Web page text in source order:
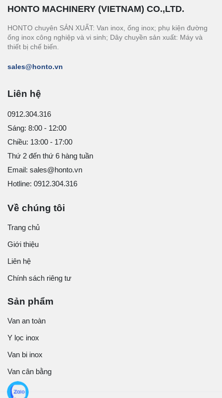
HONTO MACHINERY (VIETNAM) CO.,LTD.
HONTO chuyên SẢN XUẤT: Van inox, ống inox; phụ kiện đường
ống inox công nghiệp và vi sinh; Dây chuyền sản xuất: Máy và
thiết bị chế biến.
sales@honto.vn
Liên hệ
0912.304.316
Sáng: 8:00 - 12:00
Chiều: 13:00 - 17:00
Thứ 2 đến thứ 6 hàng tuần
Email: sales@honto.vn
Hotline: 0912.304.316
Về chúng tôi
Trang chủ
Giới thiệu
Liên hệ
Chính sách riêng tư
Sản phẩm
Van an toàn
Y lọc inox
Van bi inox
Van cân bằng